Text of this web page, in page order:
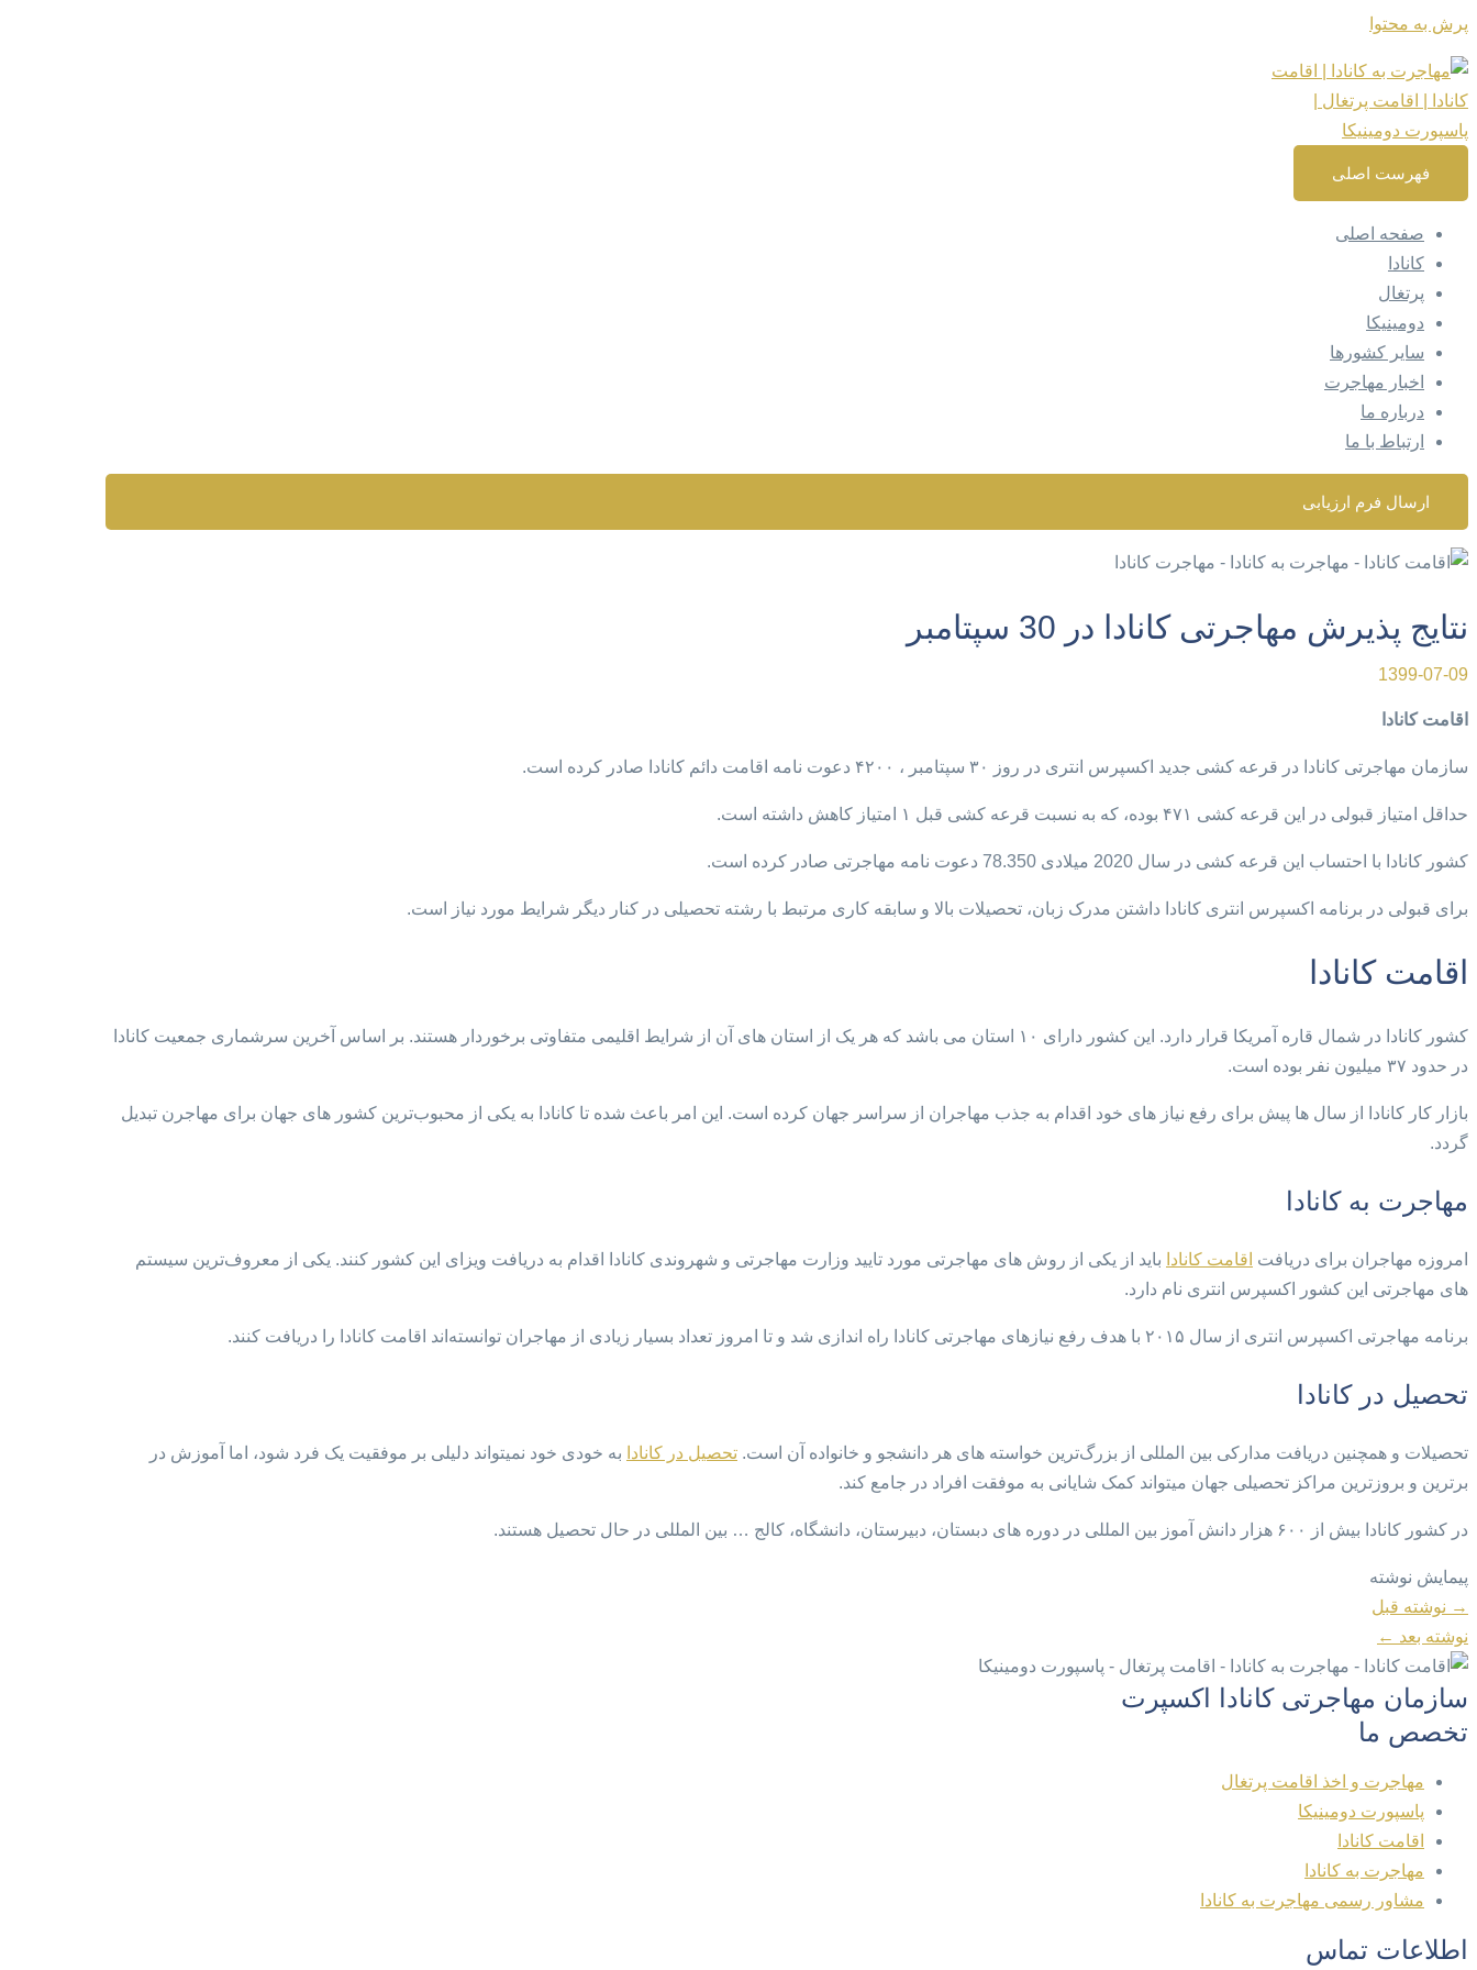
پرش به محتوا
فهرست اصلی
صفحه اصلی
کانادا
پرتغال
دومینیکا
سایر کشورها
اخبار مهاجرت
درباره ما
ارتباط با ما
ارسال فرم ارزیابی
نتایج پذیرش مهاجرتی کانادا در 30 سپتامبر
1399-07-09
اقامت کانادا
سازمان مهاجرتی کانادا در قرعه کشی جدید اکسپرس انتری در روز ۳۰ سپتامبر ، ۴۲۰۰ دعوت نامه اقامت دائم کانادا صادر کرده است.
حداقل امتیاز قبولی در این قرعه کشی ۴۷۱ بوده، که به نسبت قرعه کشی قبل ۱ امتیاز کاهش داشته است.
کشور کانادا با احتساب این قرعه کشی در سال 2020 میلادی 78.350 دعوت نامه مهاجرتی صادر کرده است.
برای قبولی در برنامه اکسپرس انتری کانادا داشتن مدرک زبان، تحصیلات بالا و سابقه کاری مرتبط با رشته تحصیلی در کنار دیگر شرایط مورد نیاز است.
اقامت کانادا
کشور کانادا در شمال قاره آمریکا قرار دارد. این کشور دارای ۱۰ استان می باشد که هر یک از استان های آن از شرایط اقلیمی متفاوتی برخوردار هستند. بر اساس آخرین سرشماری جمعیت کانادا
در حدود ۳۷ میلیون نفر بوده است.
بازار کار کانادا از سال ها پیش برای رفع نیاز های خود اقدام به جذب مهاجران از سراسر جهان کرده است. این امر باعث شده تا کانادا به یکی از محبوب‌ترین کشور های جهان برای مهاجرن تبدیل
گردد.
مهاجرت به کانادا
امروزه مهاجران برای دریافت اقامت کانادا باید از یکی از روش های مهاجرتی مورد تایید وزارت مهاجرتی و شهروندی کانادا اقدام به دریافت ویزای این کشور کنند. یکی از معروف‌ترین سیستم
های مهاجرتی این کشور اکسپرس انتری نام دارد.
برنامه مهاجرتی اکسپرس انتری از سال ۲۰۱۵ با هدف رفع نیازهای مهاجرتی کانادا راه اندازی شد و تا امروز تعداد بسیار زیادی از مهاجران توانسته‌اند اقامت کانادا را دریافت کنند.
تحصیل در کانادا
تحصیلات و همچنین دریافت مدارکی بین المللی از بزرگ‌ترین خواسته های هر دانشجو و خانواده آن است. تحصیل در کانادا به خودی خود نمیتواند دلیلی بر موفقیت یک فرد شود، اما آموزش در
برترین و بروزترین مراکز تحصیلی جهان میتواند کمک شایانی به موفقت افراد در جامع کند.
در کشور کانادا بیش از ۶۰۰ هزار دانش آموز بین المللی در دوره های دبستان، دبیرستان، دانشگاه، کالج … بین المللی در حال تحصیل هستند.
پیمایش نوشته
→ نوشته قبل
نوشته بعد ←
سازمان مهاجرتی کانادا اکسپرت
تخصص ما
مهاجرت و اخذ اقامت پرتغال
پاسپورت دومینیکا
اقامت کانادا
مهاجرت به کانادا
مشاور رسمی مهاجرت به کانادا
اطلاعات تماس